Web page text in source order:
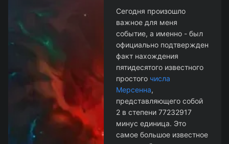
Сегодня произошло
важное для меня
событие, а именно - был
официально подтвержден
факт нахождения
пятидесятого известного
простого числа
Мерсенна,
представляющего собой
2 в степени 77232917
минус единица. Это
самое большое известное